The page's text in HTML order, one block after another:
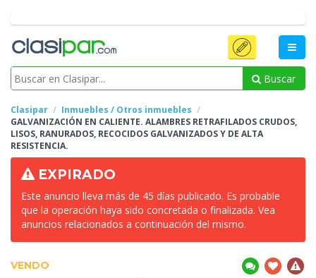
Buscar
Clasipar
Inmuebles / Otros inmuebles
GALVANIZACIÓN EN CALIENTE. ALAMBRES RETRAFILADOS CRUDOS,
LISOS, RANURADOS, RECOCIDOS GALVANIZADOS Y DE ALTA
RESISTENCIA.
EXPIRADO
Este anuncio lleva más de 45 días publicado. Es probable
que la operación haya sido concretada o finalizada. Vea
anuncios relacionados a continuación del mismo.
VENDO